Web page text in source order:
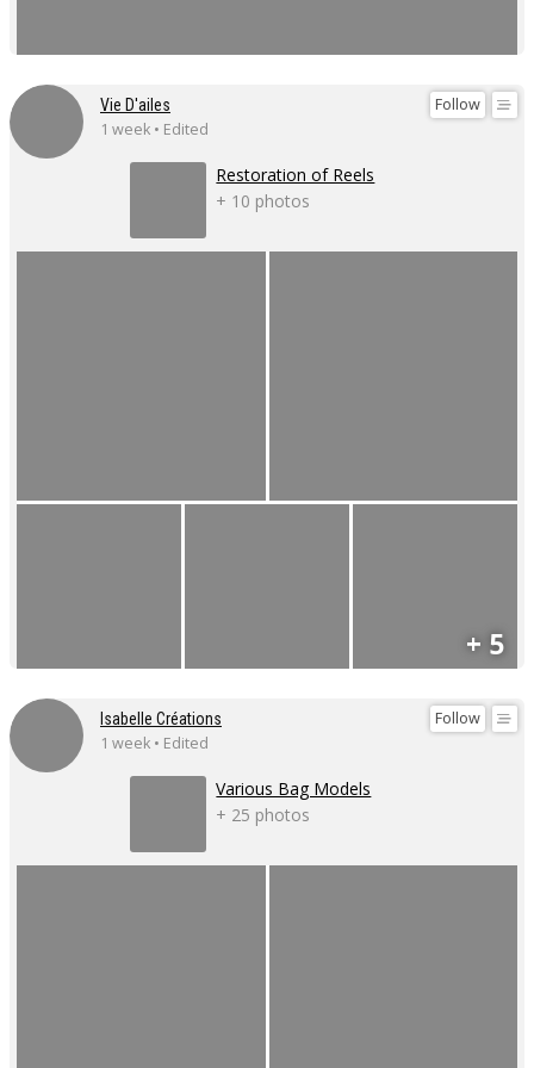
Follow
Vie D'ailes
1 week • Edited
Restoration of Reels
+ 10 photos
+ 5
Follow
Isabelle Créations
1 week • Edited
Various Bag Models
+ 25 photos